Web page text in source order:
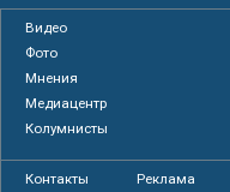
Видео
Фото
Мнения
Медиацентр
Колумнисты
Контакты Реклама